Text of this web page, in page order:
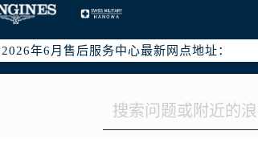
2026年6月北京市售后服务网络优化升级公告
2026年6月北京市官方售后客户服务热线：
2026年6月售后服务中心最新网点地址：
北京市东城区东长安街1号东方广场写字楼
北京市朝阳区建国门外大街甲6号华熙国际